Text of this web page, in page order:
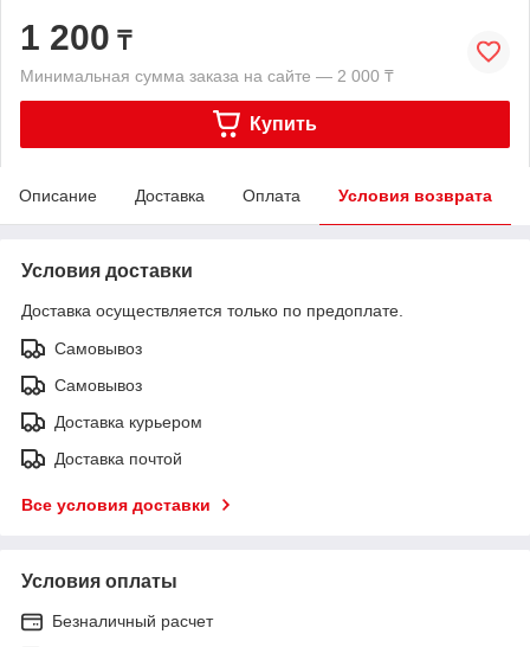
1 200 ₸
Минимальная сумма заказа на сайте — 2 000 ₸
Купить
Описание Доставка Оплата Условия возврата
Условия доставки
Доставка осуществляется только по предоплате.
Самовывоз
Самовывоз
Доставка курьером
Доставка почтой
Все условия доставки
Условия оплаты
Безналичный расчет